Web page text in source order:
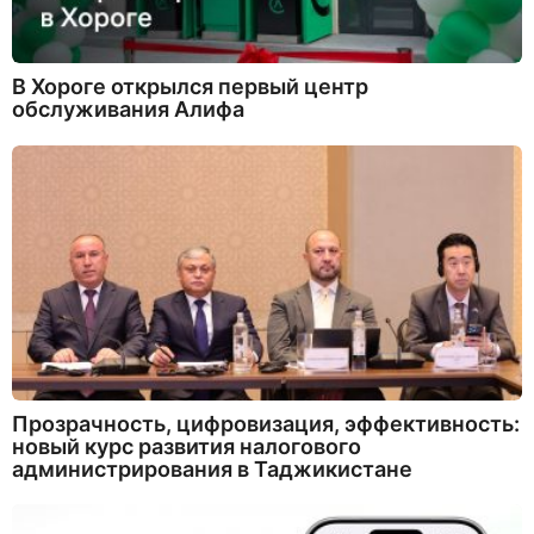
В Хороге открылся первый центр
обслуживания Алифа
Прозрачность, цифровизация, эффективность:
новый курс развития налогового
администрирования в Таджикистане